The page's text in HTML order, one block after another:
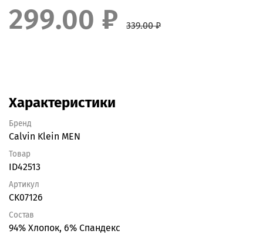
299.00 ₽ 339.00 ₽
Характеристики
Бренд
Calvin Klein MEN
Товар
ID42513
Артикул
CK07126
Состав
94% Хлопок, 6% Спандекс